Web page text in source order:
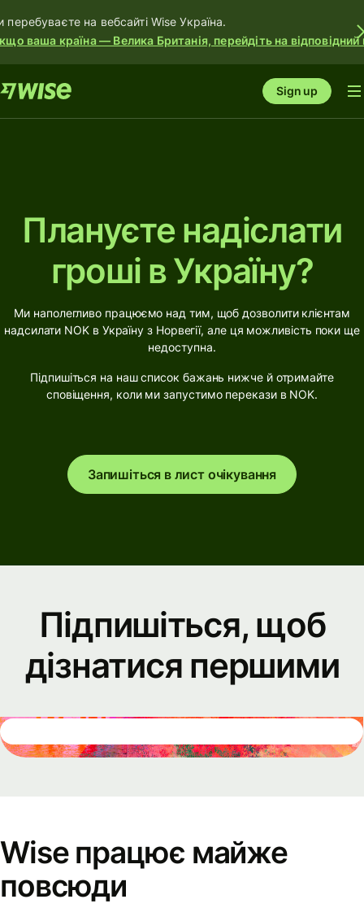
перебуваєте на вебсайті Wise Україна.
ваша країна — Велика Британія, перейдіть на відповідний
Sign up
Плануєте надіслати
гроші в Україну?
Ми наполегливо працюємо над тим, щоб дозволити клієнтам
надсилати NOK в Україну з Норвегії, але ця можливість поки ще
недоступна.
Підпишіться на наш список бажань нижче й отримайте
сповіщення, коли ми запустимо перекази в NOK.
Запишіться в лист очікування
Підпишіться, щоб
дізнатися першими
Wise працює майже
повсюди